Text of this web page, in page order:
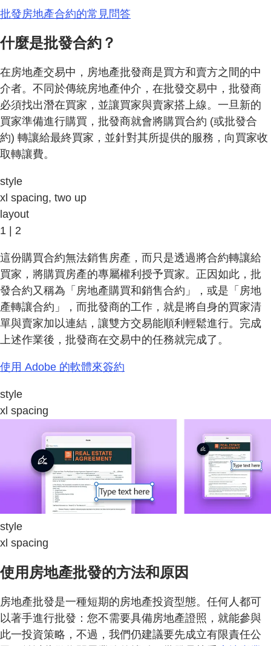
批發房地產合約的常見問答
什麼是批發合約？
在房地產交易中，房地產批發商是買方和賣方之間的中
介者。不同於傳統房地產仲介，在批發交易中，批發商
必須找出潛在買家，並讓買家與賣家搭上線。一旦新的
買家準備進行購買，批發商就會將購買合約 (或批發合
約) 轉讓給最終買家，並針對其所提供的服務，向買家收
取轉讓費。
style
xl spacing, two up
layout
1 | 2
這份購買合約無法銷售房產，而只是透過將合約轉讓給
買家，將購買房產的專屬權利授予買家。正因如此，批
發合約又稱為「房地產購買和銷售合約」，或是「房地
產轉讓合約」，而批發商的工作，就是將自身的買家清
單與賣家加以連結，讓雙方交易能順利輕鬆進行。完成
上述作業後，批發商在交易中的任務就完成了。
使用 Adobe 的軟體來簽約
style
xl spacing
style
xl spacing
使用房地產批發的方法和原因
房地產批發是一種短期的房地產投資型態。任何人都可
以著手進行批發：您不需要具備房地產證照，就能參與
此一投資策略，不過，我們仍建議要先成立有限責任公